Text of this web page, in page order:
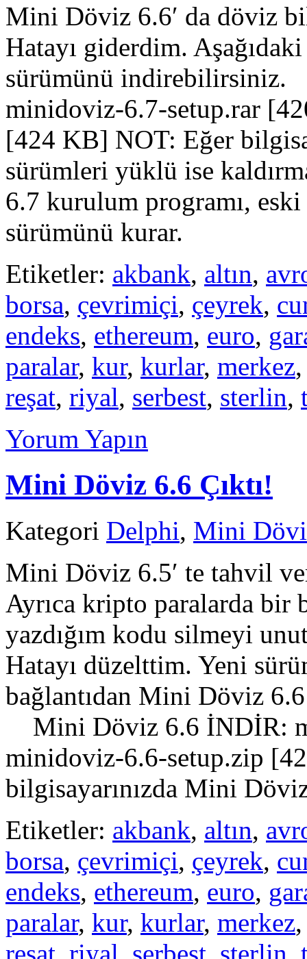
Mini Döviz 6.6′ da döviz
Hatayı giderdim.
sürümünü
minidoviz-6.7-setup.rar
[424 KB] NOT: Eğer
sürümleri yüklü ise
6.7 kurulum programı,
sürümünü kurar.
Etiketler: akbank, altın,
borsa, çevrimiçi, çeyrek,
endeks, ethereum, euro,
paralar, kur, kurlar, merkez
reşat, riyal, serbest, sterlin,
Yorum Yapın
Mini Döviz 6.6 Çıktı!
Kategori Delphi, Mini
Mini Döviz 6.5′ te tahvil
Ayrıca kripto paralarda bir
yazdığım kodu silmeyi
Hatayı düzelttim. Yeni
bağlantıdan Mini Döviz
Mini Döviz 6.6 İNDİR:
minidoviz-6.6-setup.zip
bilgisayarınızda Mini
Etiketler: akbank, altın,
borsa, çevrimiçi, çeyrek,
endeks, ethereum, euro,
paralar, kur, kurlar, merkez
reşat riyal serbest sterlin